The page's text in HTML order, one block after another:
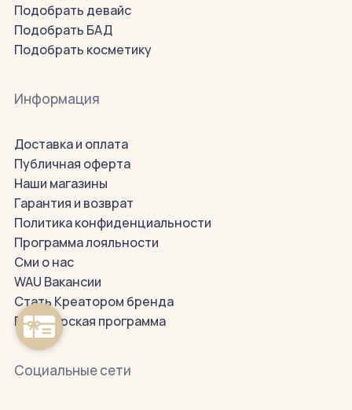
Подобрать девайс
Подобрать БАД
Подобрать косметику
Информация
Доставка и оплата
Публичная оферта
Наши магазины
Гарантия и возврат
Политика конфиденциальности
Программа лояльности
Сми о нас
WAU Вакансии
Стать Креатором бренда
Партнерская программа
Социальные сети